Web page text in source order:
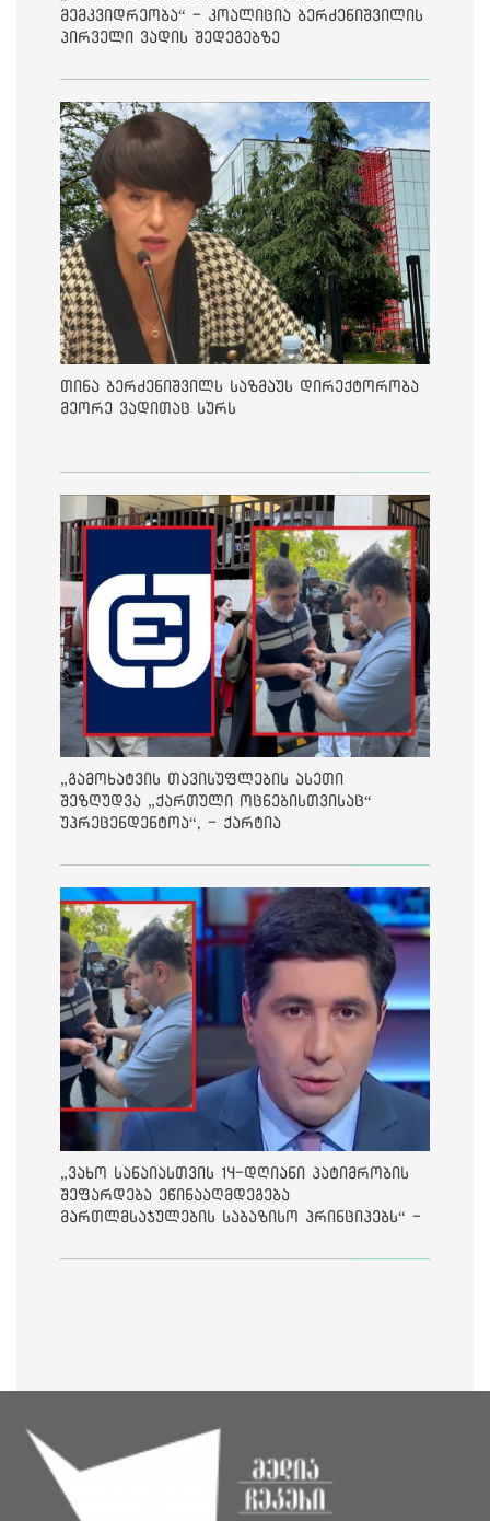
მემკვიდრეობა“ - კოალიცია ბერძენიშვილის
პირველი ვადის შედეგებზე
თინა ბერძენიშვილს საზმაუს დირექტორობა
მეორე ვადითაც სურს
„გამოხატვის თავისუფლების ასეთი
შეზღუდვა „ქართული ოცნებისთვისაც“
უპრეცენდენტოა“, - ქარტია
„ვახო სანაიასთვის 14-დღიანი პატიმრობის
შეფარდება ეწინააღმდეგება
მართლმსაჯულების საბაზისო პრინციპებს“ -